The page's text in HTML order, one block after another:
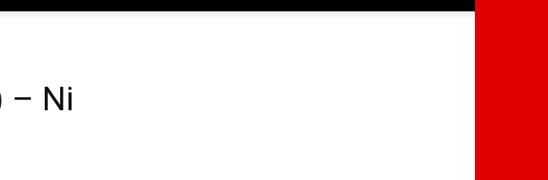
– Ni